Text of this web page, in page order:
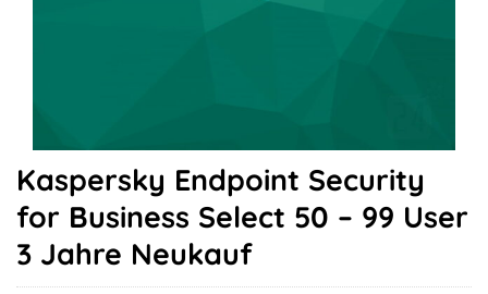
Kaspersky Endpoint Security
for Business Select 50 – 99 User
3 Jahre Neukauf